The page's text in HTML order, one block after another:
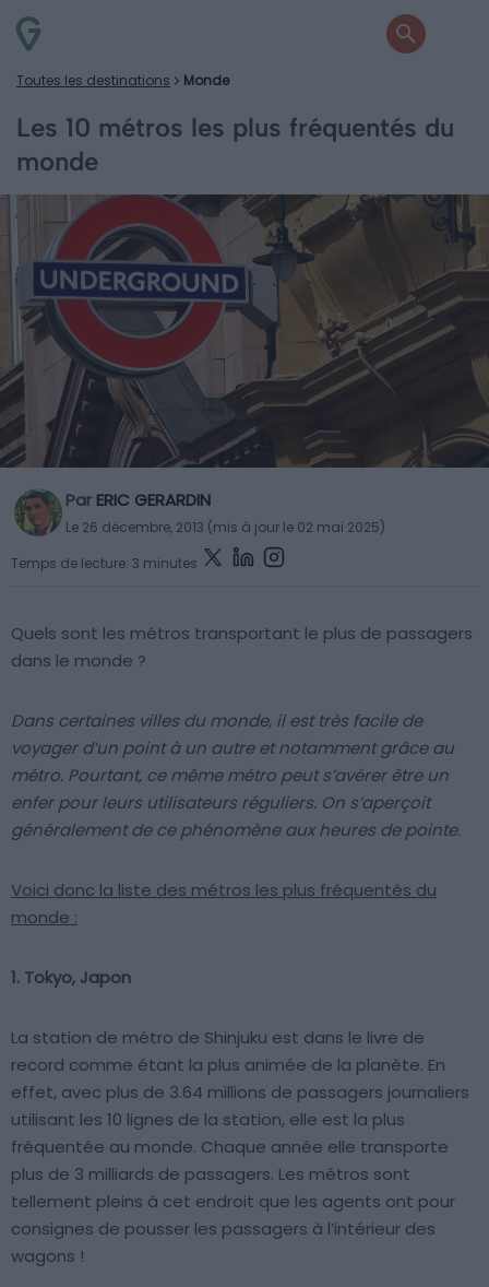
Toutes les destinations Monde
Les 10 métros les plus fréquentés du
monde
Par ERIC GERARDIN
Le 26 décembre, 2013 (mis à jour le 02 mai 2025)
Temps de lecture: 3 minutes
Quels sont les métros transportant le plus de passagers
dans le monde ?
Dans certaines villes du monde, il est très facile de
voyager d’un point à un autre et notamment grâce au
métro. Pourtant, ce même métro peut s’avérer être un
enfer pour leurs utilisateurs réguliers. On s’aperçoit
généralement de ce phénomène aux heures de pointe.
Voici donc la liste des métros les plus fréquentés du
monde :
1. Tokyo, Japon
La station de métro de Shinjuku est dans le livre de
record comme étant la plus animée de la planète. En
effet, avec plus de 3.64 millions de passagers journaliers
utilisant les 10 lignes de la station, elle est la plus
fréquentée au monde. Chaque année elle transporte
plus de 3 milliards de passagers. Les métros sont
tellement pleins à cet endroit que les agents ont pour
consignes de pousser les passagers à l’intérieur des
wagons !